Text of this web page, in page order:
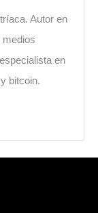
Autor en
en
bitcoin.